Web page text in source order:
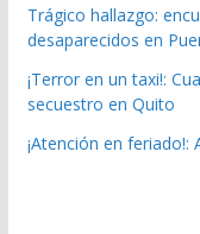
Trágico hallazgo:
desaparecidos en
¡Terror en un taxi!:
secuestro en Quito
¡Atención en feriado!: